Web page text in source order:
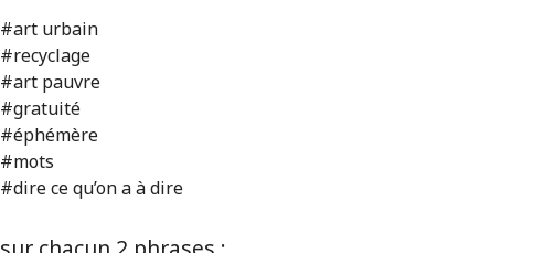
#art urbain
#recyclage
#art pauvre
#gratuité
#éphémère
#mots
#dire ce qu’on a à dire